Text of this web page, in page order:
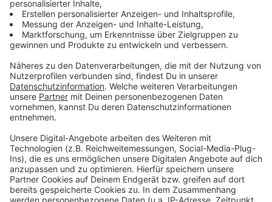
Mehr Nachrichten aus Leverkusen
Anzeige
Jugendkunstgruppen Leverkusen: Anmeldung möglich!
Trotz Regen: Viel Andrang bei Leverkusener
Kneipenfestival
Mutmaßlich homophobe Gewalttat in Leverkusen:
Zeugensuche
Anzeige